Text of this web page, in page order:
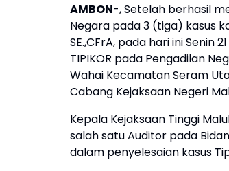
AMBON-, Setelah berhasil
Negara pada 3 (tiga) kasus
SE.,CFrA, pada hari ini Senin
TIPIKOR pada Pengadilan
Wahai Kecamatan Seram
Cabang Kejaksaan Negeri
Kepala Kejaksaan Tinggi
salah satu Auditor pada
dalam penyelesaian kasus